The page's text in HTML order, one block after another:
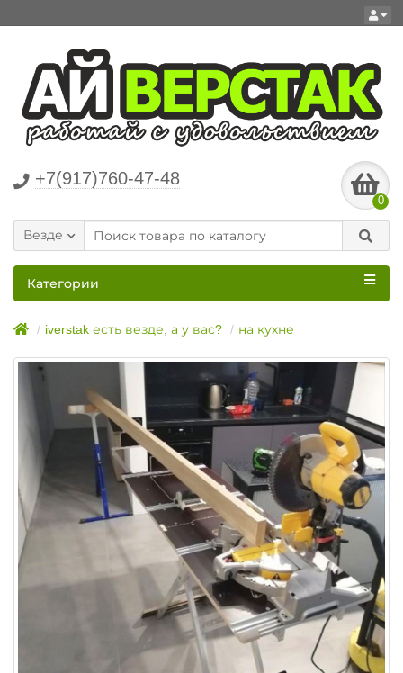
+7(917)760-47-48
0
Везде
Категории
iverstak есть везде, а у вас? на кухне